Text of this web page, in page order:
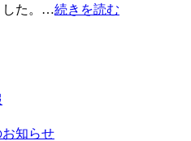
した。…続きを読む
知らせ